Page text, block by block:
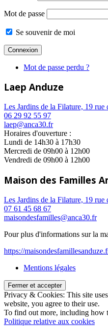
Mot de passe
Se souvenir de moi
Mot de passe perdu ?
Laep Anduze
Les Jardins de la Filature, 19
06 29 92 55 97
laep@anca30.fr
Horaires d'ouverture :
Lundi de 14h30 à 17h30
Mercredi de 09h00 à 12h00
Vendredi de 09h00 à 12h00
Maison des Familles
Les Jardins de la Filature, 19
07 61 45 68 67
maisondesfamilles@anca30.fr
Pour plus d'informations sur la
https://
Mentions légales
Privacy & Cookies: This site
website, you agree to their use.
To find out more, including how
Politique relative aux cookies